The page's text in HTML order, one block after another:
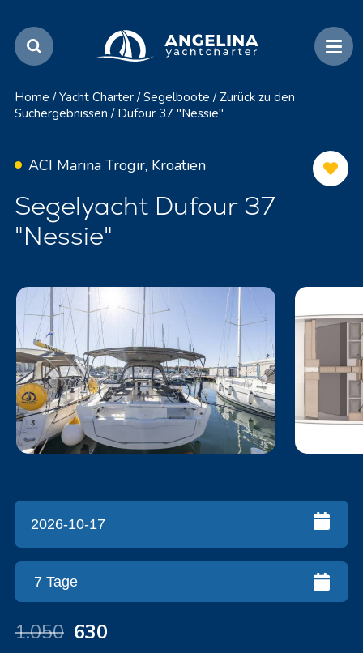
Home / Yacht Charter / Segelboote / Zurück zu den
Suchergebnissen / Dufour 37 "Nessie"
ACI Marina Trogir, Kroatien
Segelyacht Dufour 37
"Nessie"
1.050 630